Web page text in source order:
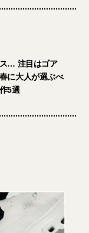
… 注目はゴア
に大人が選ぶべ
5選